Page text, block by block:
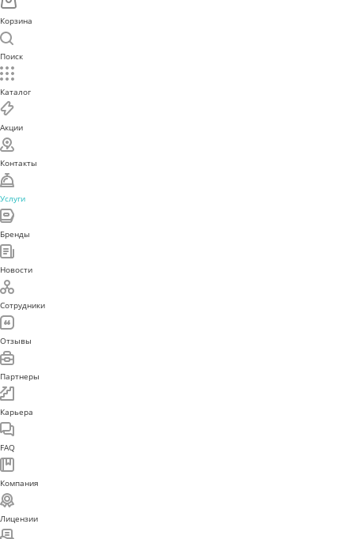
Корзина
Поиск
Каталог
Акции
Контакты
Услуги
Бренды
Новости
Сотрудники
Отзывы
Партнеры
Карьера
FAQ
Компания
Лицензии